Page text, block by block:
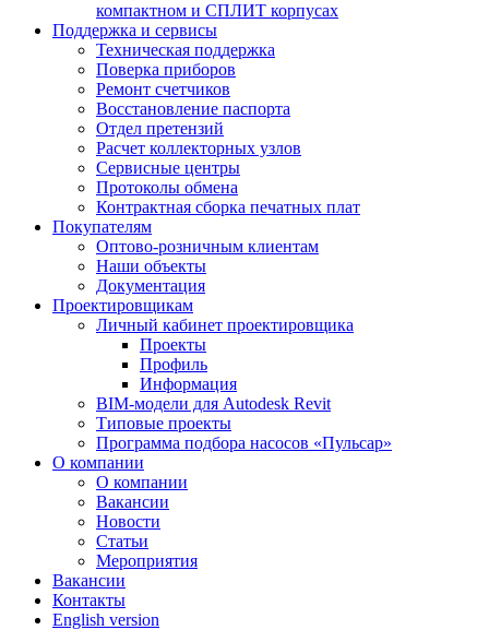
компактном и СПЛИТ корпусах
Поддержка и сервисы
Техническая поддержка
Поверка приборов
Ремонт счетчиков
Восстановление паспорта
Отдел претензий
Расчет коллекторных узлов
Сервисные центры
Протоколы обмена
Контрактная сборка печатных плат
Покупателям
Оптово-розничным клиентам
Наши объекты
Документация
Проектировщикам
Личный кабинет проектировщика
Проекты
Профиль
Информация
BIM-модели для Autodesk Revit
Типовые проекты
Программа подбора насосов «Пульсар»
О компании
О компании
Вакансии
Новости
Статьи
Мероприятия
Вакансии
Контакты
English version